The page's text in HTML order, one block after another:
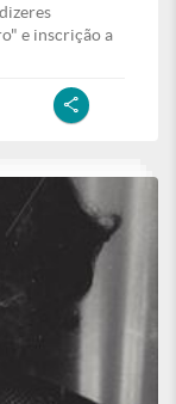
e inscrição a